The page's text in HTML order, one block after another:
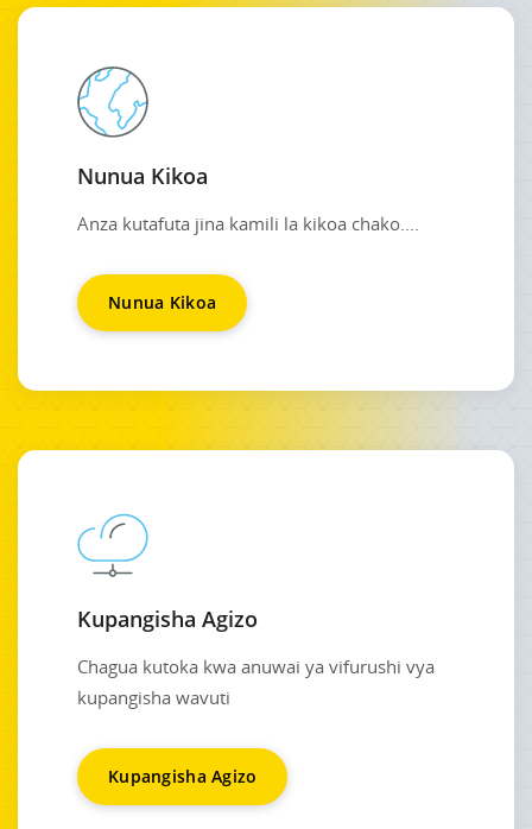
Nunua Kikoa
Anza kutafuta jina kamili la kikoa chako....
Nunua Kikoa
Kupangisha Agizo
Chagua kutoka kwa anuwai ya vifurushi vya
kupangisha wavuti
Kupangisha Agizo